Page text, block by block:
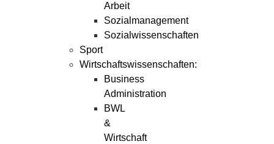
Arbeit
Sozialmanagement
Sozialwissenschaften
Sport
Wirtschaftswissenschaften:
Business
Administration
BWL
&
Wirtschaft